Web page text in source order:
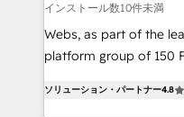
HubSpot pros 📊 Lead
HubSpot Why us? - SIX HubSpot Accreditations -
awarded by HubSpot
Migration, Custom
インストール数10件未満
Webs, as part of the
platform group of 150 Fte, is the
maximizing EBITDA
ソリューション・パートナー4.8